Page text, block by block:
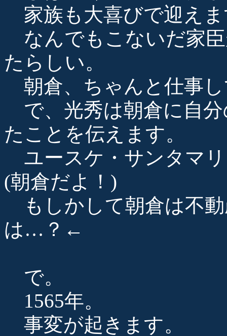
家族も大喜びで迎え
なんでもこないだ家
たらしい。
朝倉、ちゃんと仕事
で、光秀は朝倉に自
たことを伝えます。
ユースケ・サンタマ
(朝倉だよ！)
もしかして朝倉は不
は…？←
で。
1565年。
事変が起きます。